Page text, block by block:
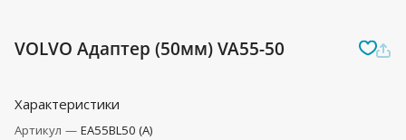
VOLVO Адаптер (50мм) VA55-50
Характеристики
Артикул — EA55BL50 (A)